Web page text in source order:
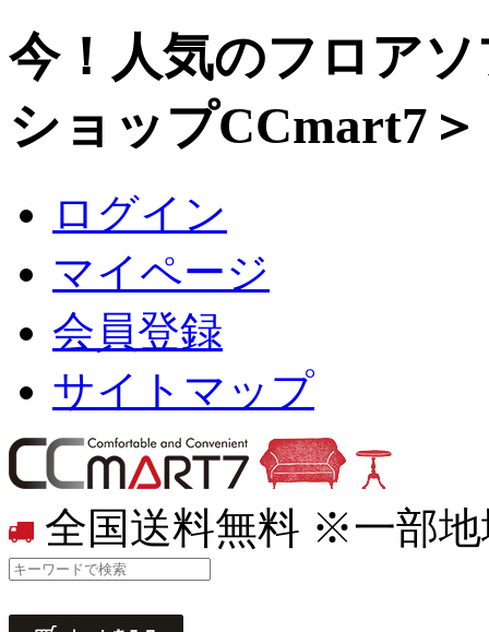
今！人気のフロア
ショップCCmart7＞
ログイン
マイページ
会員登録
サイトマップ
全国送料無料 ※一部地